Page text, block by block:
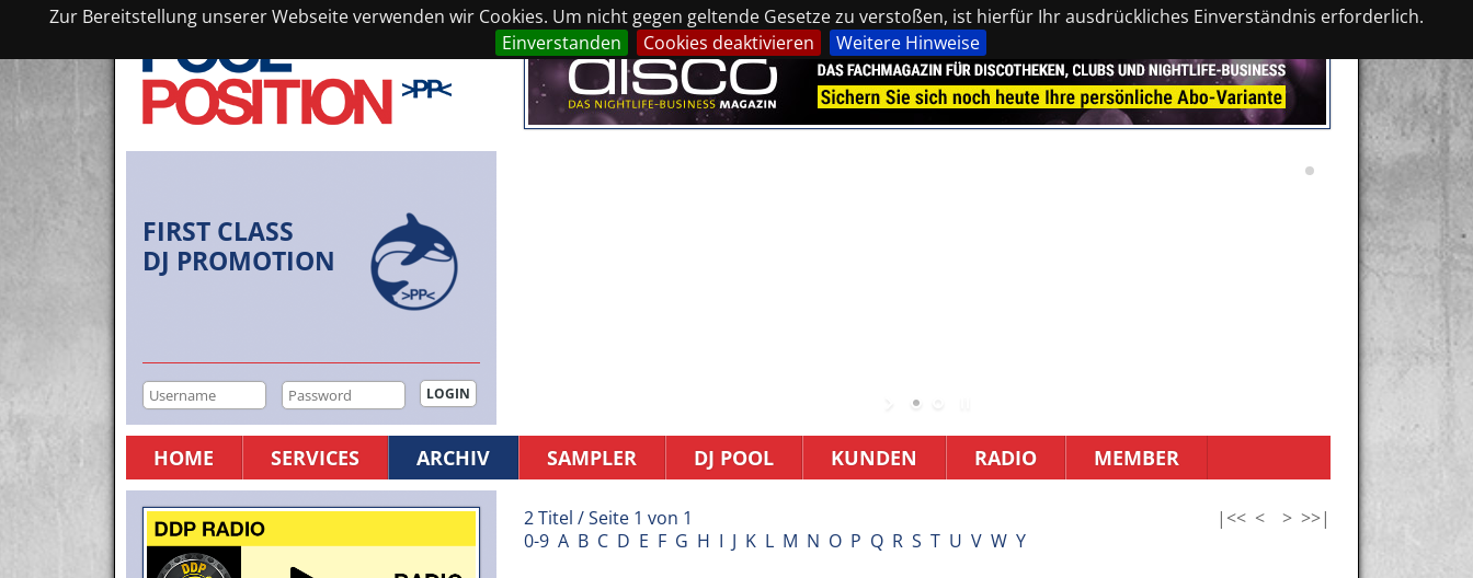
Zur Bereitstellung unserer Webseite verwenden wir Cookies. Um nicht gegen geltende Gesetze zu verstoßen, ist hierfür Ihr ausdrückliches Einverständnis erforderlich.
Einverstanden
Cookies deaktivieren Weitere Hinweise
FIRST CLASS
DJ PROMOTION
HOME SERVICES ARCHIV SAMPLER DJ POOL KUNDEN RADIO MEMBER
2 Titel / Seite 1 von 1 |<< < > >>|
0-9 A B C D E F G H I J K L M N O P Q R S T U V W Y